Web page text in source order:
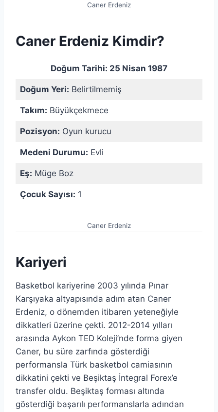
Caner Erdeniz
Caner Erdeniz Kimdir?
Doğum Tarihi: 25 Nisan 1987
Doğum Yeri: Belirtilmemiş
Takım: Büyükçekmece
Pozisyon: Oyun kurucu
Medeni Durumu: Evli
Eş: Müge Boz
Çocuk Sayısı: 1
Caner Erdeniz
Kariyeri
Basketbol kariyerine 2003 yılında Pınar
Karşıyaka altyapısında adım atan Caner
Erdeniz, o dönemden itibaren yeteneğiyle
dikkatleri üzerine çekti. 2012-2014 yılları
arasında Aykon TED Koleji’nde forma giyen
Caner, bu süre zarfında gösterdiği
performansla Türk basketbol camiasının
dikkatini çekti ve Beşiktaş İntegral Forex’e
transfer oldu. Beşiktaş forması altında
gösterdiği başarılı performanslarla adından